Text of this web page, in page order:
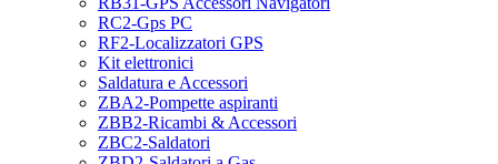
RC2-Gps PC
RF2-Localizzatori GPS
Kit elettronici
Saldatura e Accessori
ZBA2-Pompette aspiranti
ZBB2-Ricambi & Accessori
ZBC2-Saldatori